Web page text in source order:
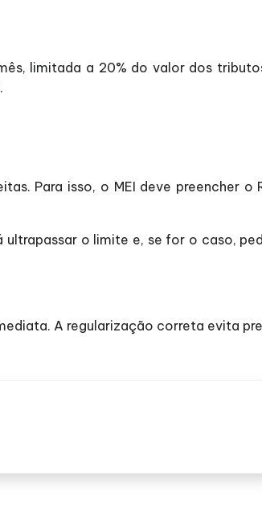
limitada a 20% do valor dos
Para isso, o MEI deve preencher o
o limite e, se for o caso,
A regularização correta evita